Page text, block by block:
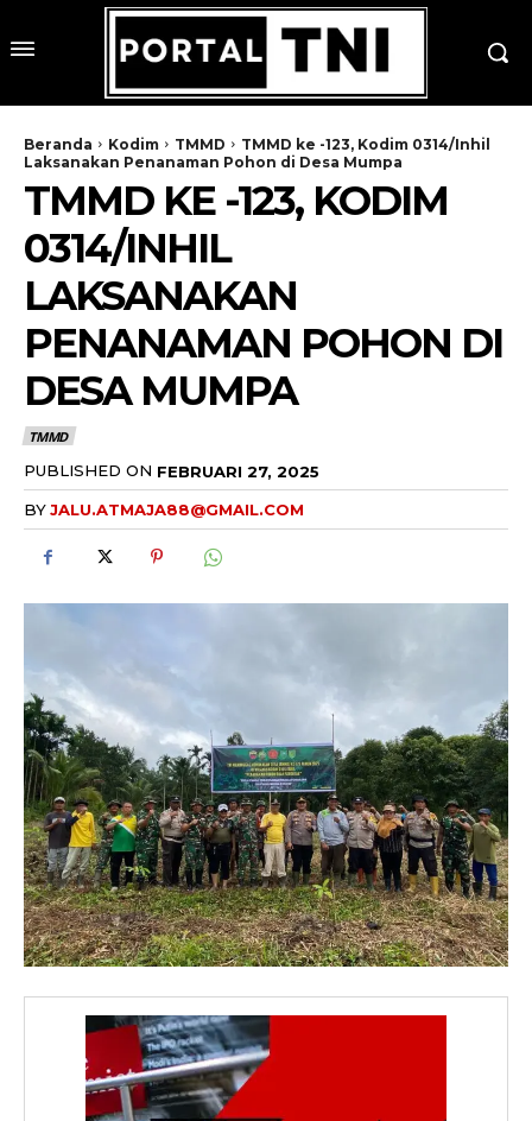
Beranda Kodim TMMD
TMMD ke -123, Kodim 0314/Inhil
Laksanakan Penanaman Pohon di Desa Mumpa
TMMD KE -123, KODIM
0314/INHIL
LAKSANAKAN
PENANAMAN POHON DI
DESA MUMPA
TMMD
PUBLISHED ON FEBRUARI 27, 2025
BYJALU.ATMAJA88@GMAIL.COM